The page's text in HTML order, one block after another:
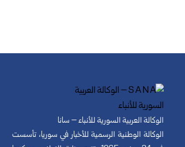
الوكالة العربية السورية للأنباء – سانا
الوكالة الوطنية الرسمية للأخبار في سوريا، تأسست